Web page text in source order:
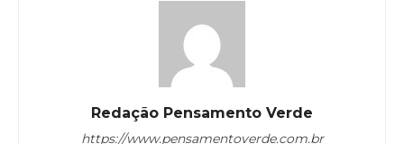
Redação Pensamento Verde
https://www.pensamentoverde.com.br